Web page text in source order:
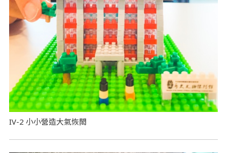
IV-2 小小營造大氣恢閎